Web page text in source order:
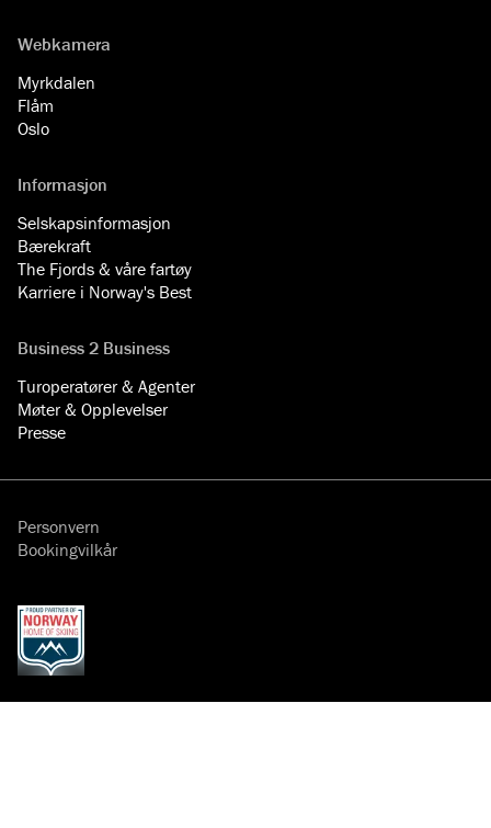
Webkamera
Myrkdalen
Flåm
Oslo
Informasjon
Selskapsinformasjon
Bærekraft
The Fjords & våre fartøy
Karriere i Norway's Best
Business 2 Business
Turoperatører & Agenter
Møter & Opplevelser
Presse
Personvern
Bookingvilkår